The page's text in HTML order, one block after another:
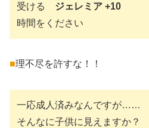
受ける ジェレミア +10
時間をください
■理不尽を許すな！！
一応成人済みなんですが……
そんなに子供に見えますか？